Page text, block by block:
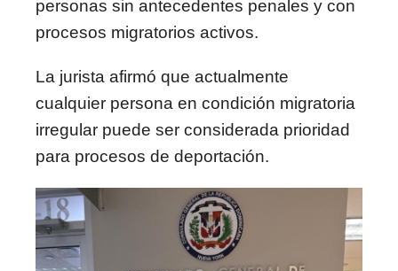
personas sin antecedentes penales y con
procesos migratorios activos.
La jurista afirmó que actualmente
cualquier persona en condición migratoria
irregular puede ser considerada prioridad
para procesos de deportación.